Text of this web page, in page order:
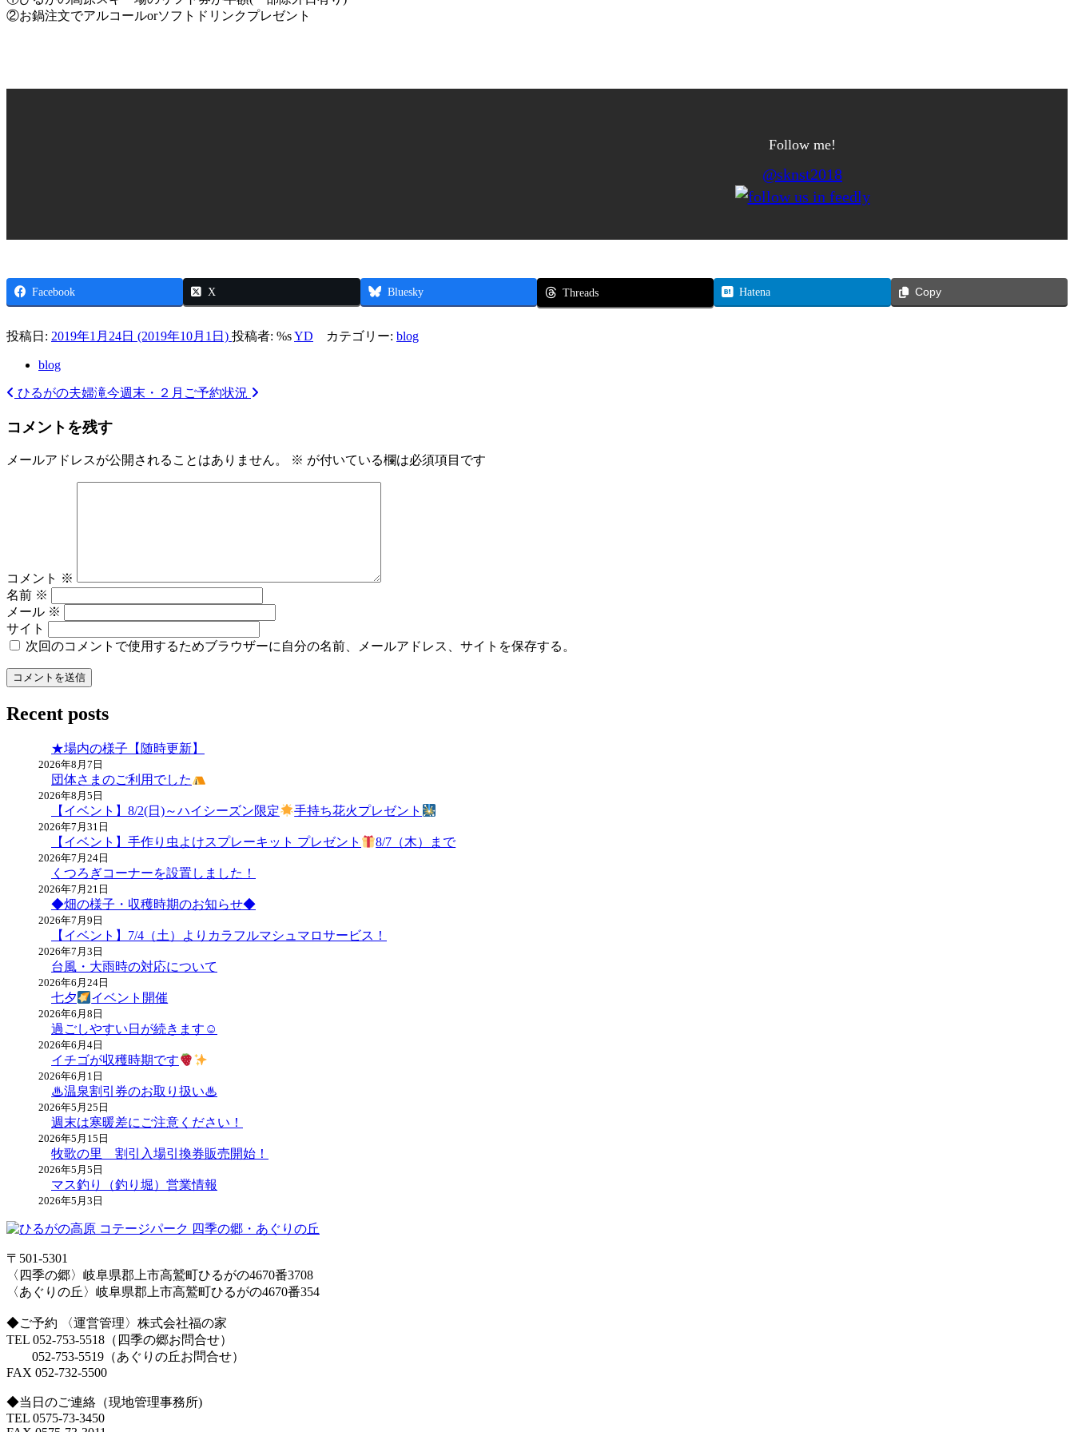
②お鍋注文でアルコールorソフトドリンクプレゼント
Follow me!
@sknst2018
Facebook X Bluesky Threads Hatena Copy
投稿日: 2019年1月24日 (2019年10月1日) 投稿者: %sYD カテゴリー: blog
blog
投
稿
ョ
ン
ひるがの夫婦滝今週末・２月ご予約状況
コメントを残す
メールアドレスが公開されることはありません。 ※ が付いている欄は必須項目です
コメント ※
名前 ※
メール ※
サイト
次回のコメントで使用するためブラウザーに自分の名前、メールアドレス、サイトを保存する。
Recent posts
★場内の様子【随時更新】
2026年8月7日
団体さまのご利用でした
2026年8月5日
【イベント】8/2(日)～ハイシーズン限定 手持ち花火プレゼント
2026年7月31日
【イベント】手作り虫よけスプレーキット プレゼント 8/7（木）まで
2026年7月24日
くつろぎコーナーを設置しました！
2026年7月21日
◆畑の様子・収穫時期のお知らせ◆
2026年7月9日
【イベント】7/4（土）よりカラフルマシュマロサービス！
2026年7月3日
台風・大雨時の対応について
2026年6月24日
七夕 イベント開催
2026年6月8日
過ごしやすい日が続きます☺
2026年6月4日
イチゴが収穫時期です
2026年6月1日
♨温泉割引券のお取り扱い♨
2026年5月25日
週末は寒暖差にご注意ください！
2026年5月15日
牧歌の里 割引入場引換券販売開始！
2026年5月5日
マス釣り（釣り堀）営業情報
2026年5月3日
〒501-5301
〈四季の郷〉岐阜県郡上市高鷲町ひるがの4670番3708
〈あぐりの丘〉岐阜県郡上市高鷲町ひるがの4670番354
◆ご予約 〈運営管理〉株式会社福の家
TEL 052-753-5518（四季の郷お問合せ）
052-753-5519（あぐりの丘お問合せ）
FAX 052-732-5500
◆当日のご連絡（現地管理事務所)
TEL 0575-73-3450